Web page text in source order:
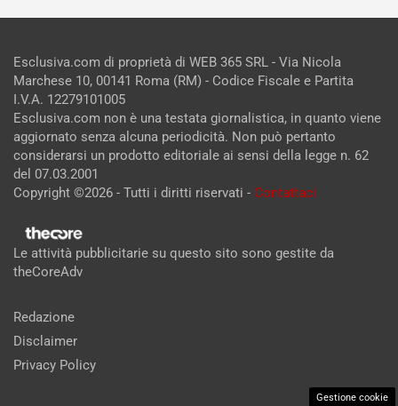
Esclusiva.com di proprietà di WEB 365 SRL - Via Nicola
Marchese 10, 00141 Roma (RM) - Codice Fiscale e Partita
I.V.A. 12279101005
Esclusiva.com non è una testata giornalistica, in quanto viene
aggiornato senza alcuna periodicità. Non può pertanto
considerarsi un prodotto editoriale ai sensi della legge n. 62
del 07.03.2001
Copyright ©2026 - Tutti i diritti riservati - Contattaci
Le attività pubblicitarie su questo sito sono gestite da
theCoreAdv
Redazione
Disclaimer
Privacy Policy
Gestione cookie